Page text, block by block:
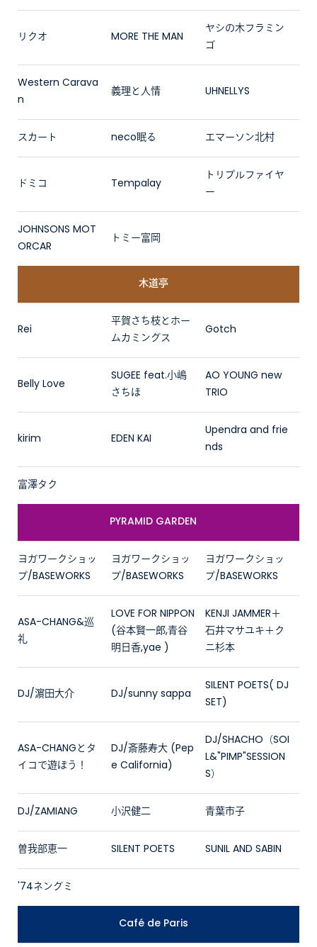
リクオ MORE THE MAN
ヤシの木フラミン
ゴ
Western Carava
n
義理と人情 UHNELLYS
スカート neco眠る エマーソン北村
ドミコ Tempalay
トリプルファイヤ
ー
JOHNSONS MOT
ORCAR
トミー富岡
木道亭
Rei
平賀さち枝とホー
ムカミングス
Gotch
Belly Love
SUGEE feat.小嶋
さちほ
AO YOUNG new
TRIO
kirim EDEN KAI
Upendra and frie
nds
富澤タク
PYRAMID GARDEN
ヨガワークショッ
プ/BASEWORKS
ヨガワークショッ
プ/BASEWORKS
ヨガワークショッ
プ/BASEWORKS
ASA-CHANG&巡
礼
LOVE FOR NIPPON
(谷本賢一郎,青谷
明日香,yae )
KENJI JAMMER＋
石井マサユキ＋ク
ニ杉本
DJ/濵田大介 DJ/sunny sappa
SILENT POETS( DJ
SET)
ASA-CHANGとタ
イコで遊ぼう！
DJ/斎藤寿大 (Pep
e California)
DJ/SHACHO（SOI
L&"PIMP"SESSION
S）
DJ/ZAMIANG 小沢健二 青葉市子
曽我部恵一 SILENT POETS SUNIL AND SABIN
'74ネングミ
Café de Paris